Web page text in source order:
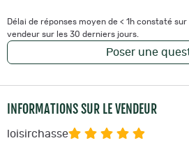
Délai de réponses moyen de < 1h constaté
vendeur sur les 30 derniers jours.
Poser une
INFORMATIONS SUR LE VENDEUR
loisirchasse